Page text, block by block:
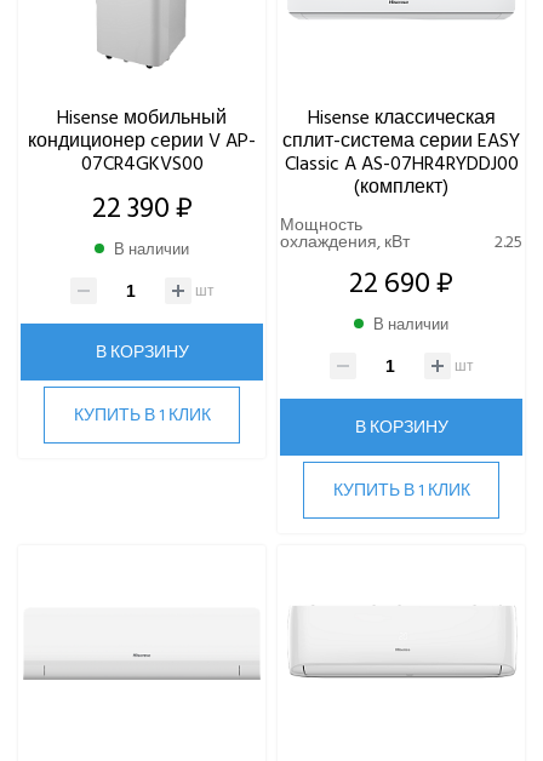
Hisense мобильный
кондиционер cерии V AP-
07CR4GKVS00
22 390 ₽
В наличии
шт
В КОРЗИНУ
КУПИТЬ В 1 КЛИК
Hisense классическая
сплит-система серии EASY
Classic A AS-07HR4RYDDJ00
(комплект)
Мощность
охлаждения, кВт 2.25
22 690 ₽
В наличии
шт
В КОРЗИНУ
КУПИТЬ В 1 КЛИК